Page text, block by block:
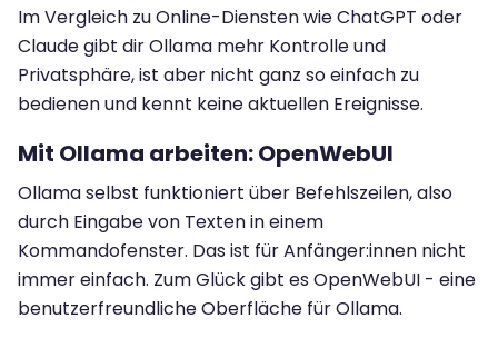
Im Vergleich zu Online-Diensten wie ChatGPT oder
Claude gibt dir Ollama mehr Kontrolle und
Privatsphäre, ist aber nicht ganz so einfach zu
bedienen und kennt keine aktuellen Ereignisse.
Mit Ollama arbeiten: OpenWebUI
Ollama selbst funktioniert über Befehlszeilen, also
durch Eingabe von Texten in einem
Kommandofenster. Das ist für Anfänger:innen nicht
immer einfach. Zum Glück gibt es OpenWebUI - eine
benutzerfreundliche Oberfläche für Ollama.